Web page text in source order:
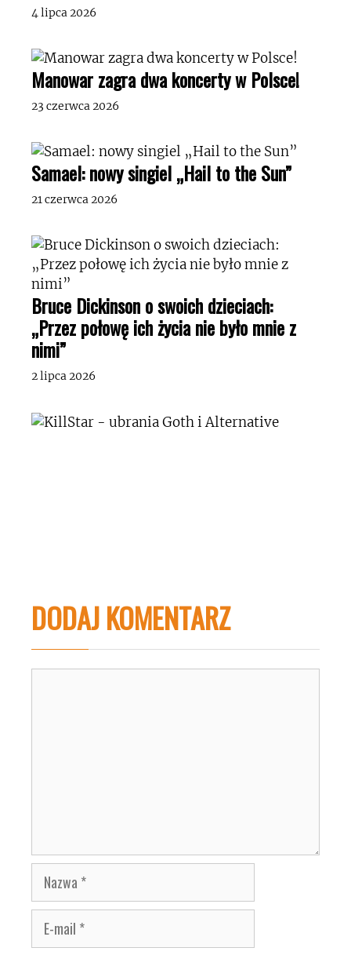
4 lipca 2026
Manowar zagra dwa koncerty w Polsce!
23 czerwca 2026
Samael: nowy singiel „Hail to the Sun”
21 czerwca 2026
Bruce Dickinson o swoich dzieciach:
„Przez połowę ich życia nie było mnie z
nimi”
2 lipca 2026
DODAJ KOMENTARZ
Nazwa
E-
mail